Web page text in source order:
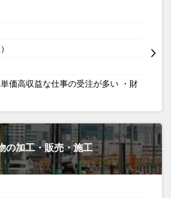
価高収益な仕事の受注が多い ・財
の加工・販売・施工